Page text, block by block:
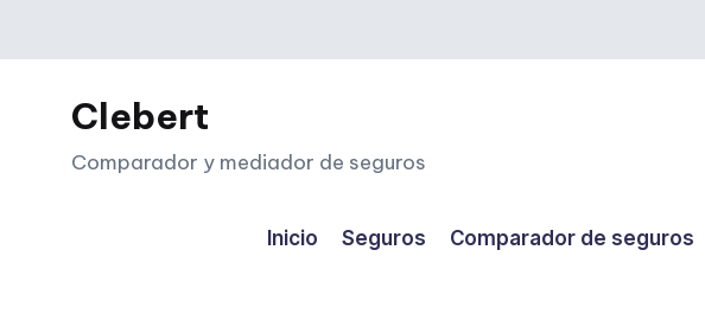
Saltar
contenidoClebert
Comparador y mediador de seguros
Inicio Seguros Comparador de seguros